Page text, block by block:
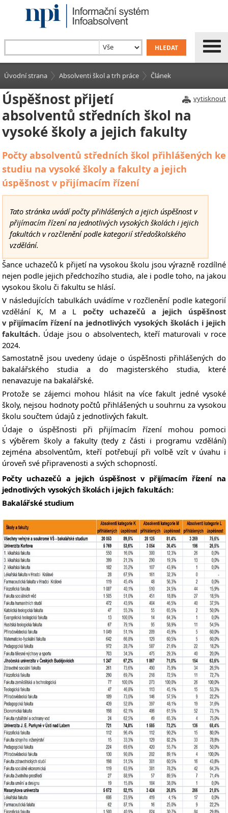
Úvodní strana Absolventi škol a trh práce Článek
vytisknout
Úspěšnost přijetí
absolventů středních škol na
vysoké školy a jejich fakulty
Počty absolventů středních škol přihlášených ke
studiu na vysoké školy a fakulty a jejich
úspěšnost v přijímacím řízení
Tato stránka uvádí počty přihlášených a jejich úspěšnost v
přijímacím řízení na jednotlivých vysokých školách i jejich
fakultách v rozčlenění podle kategorií středoškolského
vzdělání.
Šance uchazečů k přijetí na vysokou školu jsou výrazně rozdílné
nejen podle jejich předchozího studia, ale i podle toho, na jakou
vysokou školu či fakultu se hlásí.
V následujících tabulkách uvádíme v rozčlenění podle kategorií
vzdělání K, M a L počty uchazečů a jejich úspěšnost
v přijímacím řízení na jednotlivých vysokých školách i jejich
fakultách. Údaje jsou o absolventech, kteří maturovali v roce
2024.
Samostatně jsou uvedeny údaje o úspěšnosti přihlášených do
bakalářského studia a do magisterského studia, které
nenavazuje na bakalářské.
Protože se zájemci mohou hlásit na více fakult jedné vysoké
školy, nejsou hodnoty počtů přihlášených u souhrnu za vysokou
školu součtem údajů z jednotlivých fakult.
Údaje o úspěšnosti při přijímacím řízení mohou pomoci
s výběrem školy a fakulty (tedy z části i programu vzdělání)
zejména absolventům, kteří potřebují při volbě vzít v úvahu i
úroveň své připravenosti a svých schopností.
Počty uchazečů a jejich úspěšnost v přijímacím řízení na
jednotlivých vysokých školách i jejich fakultách:
Bakalářské studium